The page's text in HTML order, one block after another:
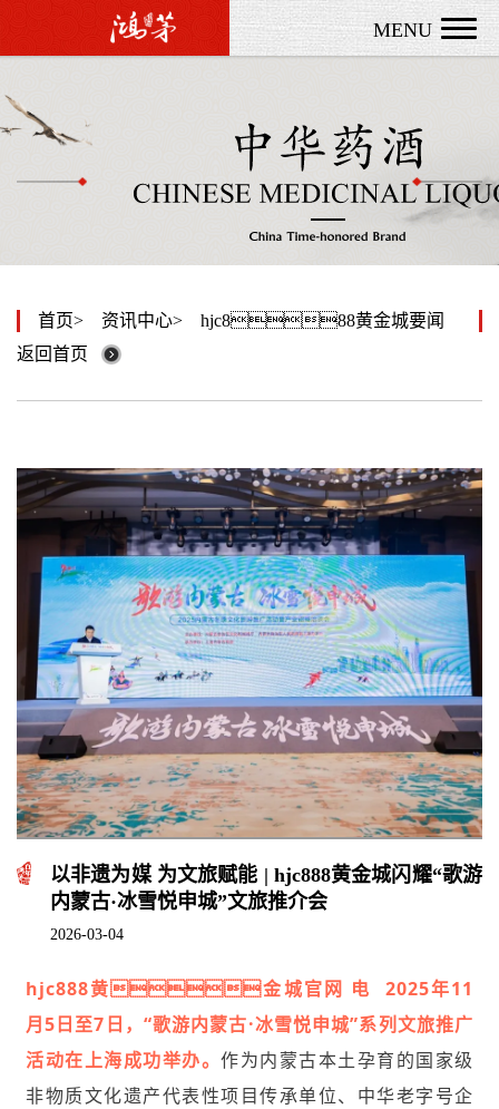
MENU
首页 资讯中心
hjc888黄金城要闻
返回首页
以非遗为媒 为文旅赋能 | hjc888黄金城闪耀“歌游
内蒙古·冰雪悦申城”文旅推介会
2026-03-04
hjc888黄金城官网 电 2025年11
月5日至7日，“歌游内蒙古·冰雪悦申城”系列文旅推广
活动在上海成功举办。 作为内蒙古本土孕育的国家级
非物质文化遗产代表性项目传承单位、中华老字号企